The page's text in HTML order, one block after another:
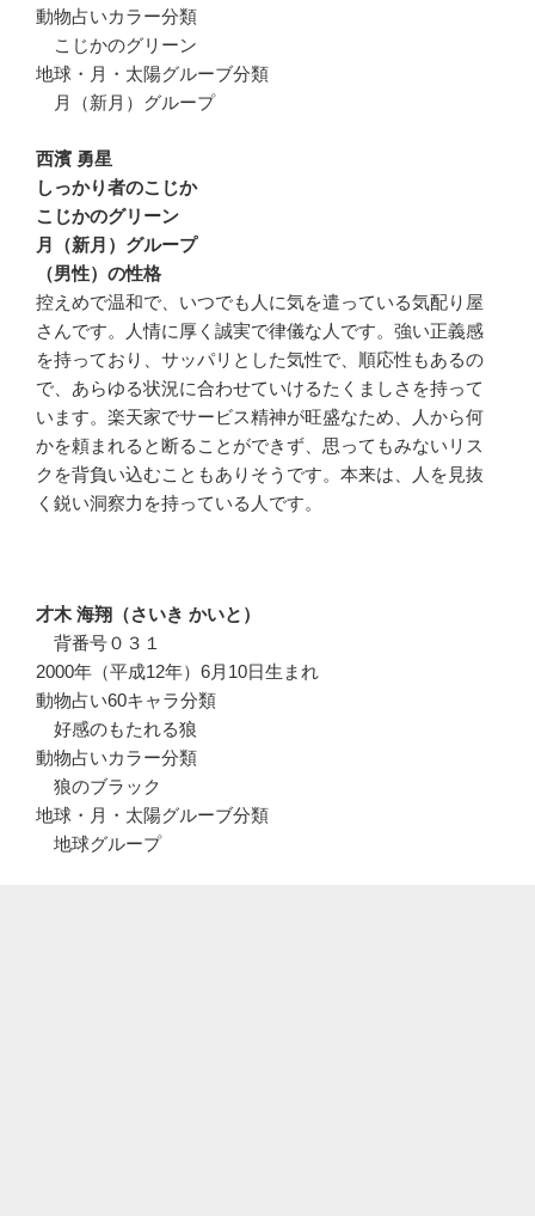
動物占いカラー分類
こじかのグリーン
地球・月・太陽グルーブ分類
月（新月）グループ
西濱 勇星
しっかり者のこじか
こじかのグリーン
月（新月）グループ
（男性）の性格
控えめで温和で、いつでも人に気を遣っている気配り屋
さんです。人情に厚く誠実で律儀な人です。強い正義感
を持っており、サッパリとした気性で、順応性もあるの
で、あらゆる状況に合わせていけるたくましさを持って
います。楽天家でサービス精神が旺盛なため、人から何
かを頼まれると断ることができず、思ってもみないリス
クを背負い込むこともありそうです。本来は、人を見抜
く鋭い洞察力を持っている人です。
才木 海翔（さいき かいと）
背番号０３１
2000年（平成12年）6月10日生まれ
動物占い60キャラ分類
好感のもたれる狼
動物占いカラー分類
狼のブラック
地球・月・太陽グルーブ分類
地球グループ